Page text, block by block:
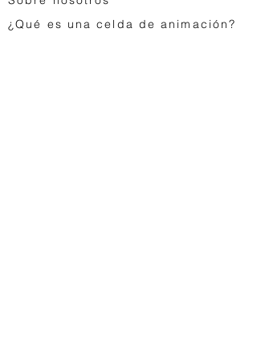
¿Qué es una celda de animación?